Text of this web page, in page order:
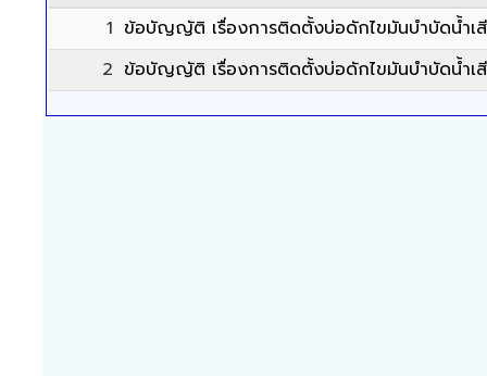
1 ข้อบัญญัติ เรื่องการติดตั้งบ่อดักไขมันบำบัดน้ำเ
2 ข้อบัญญัติ เรื่องการติดตั้งบ่อดักไขมันบำบัดน้ำเสี